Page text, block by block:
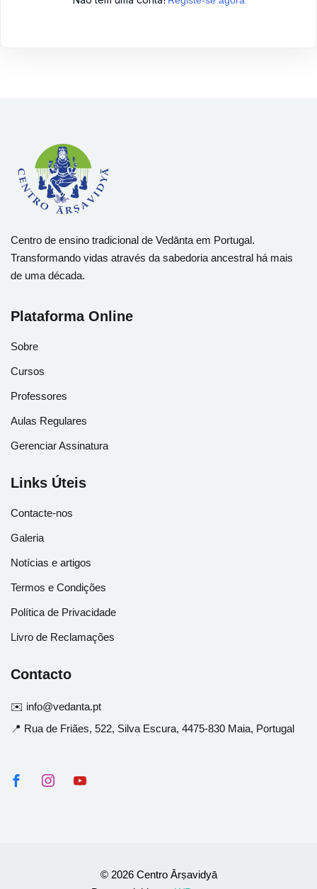
Centro de ensino tradicional de Vedānta em Portugal.
Transformando vidas através da sabedoria ancestral há mais
de uma década.
Plataforma Online
Sobre
Cursos
Professores
Aulas Regulares
Gerenciar Assinatura
Links Úteis
Contacte-nos
Galeria
Notícias e artigos
Termos e Condições
Política de Privacidade
Livro de Reclamações
Contacto
✉️ info@vedanta.pt
📍 Rua de Friães, 522, Silva Escura, 4475-830 Maia, Portugal
© 2026 Centro Ārṣavidyā